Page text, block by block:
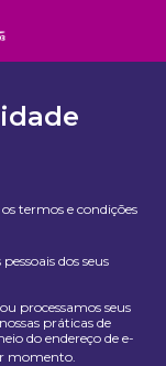
termos e condições
dos seus
processamos seus
práticas de
do endereço de e-
momento.